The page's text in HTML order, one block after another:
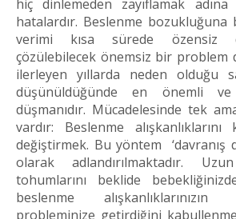
hiç dinlemeden zayıflamak adına
hatalardır. Beslenme bozukluğuna
verimi kısa sürede özensiz
çözülebilecek önemsiz bir problem
ilerleyen yıllarda neden olduğu
düşünüldüğünde en önemli
düşmanıdır. Mücadelesinde tek
vardır: Beslenme
değiştirmek. Bu yöntem ‘davranış
olarak adlandırılmaktadır.
tohumlarını beklide
beslenme
probleminize getirdiğini